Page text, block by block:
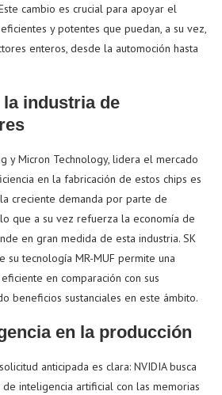
cambio es crucial para apoyar el
y potentes que puedan, a su vez,
enteros, desde la automoción hasta
industria de
y Micron Technology, lidera el mercado
en la fabricación de estos chips es
creciente demanda por parte de
que a su vez refuerza la economía de
en gran medida de esta industria. SK
su tecnología MR-MUF permite una
en comparación con sus
beneficios sustanciales en este ámbito.
en la producción
anticipada es clara: NVIDIA busca
inteligencia artificial con las memorias